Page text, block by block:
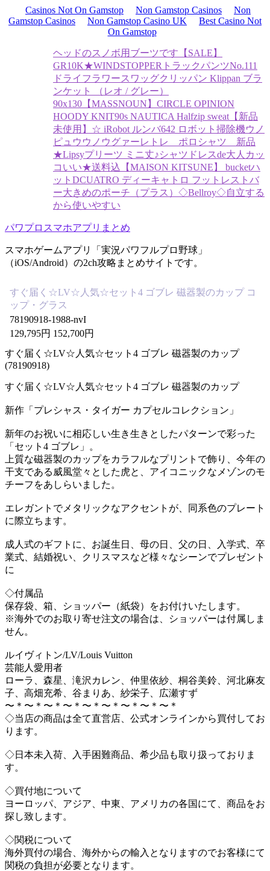
Casinos Not On Gamstop Non Gamstop Casinos
Non
Gamstop Casinos
Non Gamstop Casino UK
Best Casino Not
On Gamstop
ヘッドのスノボ用ブーツです 【SALE】
GR10K★WINDSTOPPERトラックパンツNo.111
ドライフラワースワッグクリッパン Klippan ブラ
ンケット （レオ / グレー）
90x130 【MASSNOUN】CIRCLE OPINION
HOODY KNIT90s NAUTICA Halfzip sweat 【新品
未使用】☆ iRobot ルンバ642 ロボット掃除機ウノ
ピュウウノウグァーレトレ ポロシャツ 新品
★Lipsyプリーツ ミニ丈♪シャツドレスde大人カッ
コいい★送料込 【MAISON KITSUNE】 bucketハ
ット DCUATRO ディーキャトロ フットレストバ
ー大きめのポーチ（プラス）◇Bellroy◇自立する
から使いやすい
パワプロスマホアプリまとめ
スマホゲームアプリ「実況パワフルプロ野球」
（iOS/Android）の2ch攻略まとめサイトです。
すぐ届く☆LV☆人気☆セット4 ゴブレ 磁器製のカップ コ
ップ・グラス
78190918-1988-nvI
129,795円 152,700円
すぐ届く☆LV☆人気☆セット4 ゴブレ 磁器製のカップ
(78190918)
すぐ届く☆LV☆人気☆セット4 ゴブレ 磁器製のカップ
新作「プレシャス・タイガー カプセルコレクション」
新年のお祝いに相応しい生き生きとしたパターンで彩った
「セット4 ゴブレ」。
上質な磁器製のカップをカラフルなプリントで飾り、今年の
干支である威風堂々とした虎と、アイコニックなメゾンのモ
チーフをあしらいました。
エレガントでメタリックなアクセントが、同系色のプレート
に際立ちます。
成人式のギフトに、お誕生日、母の日、父の日、入学式、卒
業式、結婚祝い、クリスマスなど様々なシーンでプレゼント
に
◇付属品
保存袋、箱、ショッパー（紙袋）をお付けいたします。
※海外でのお取り寄せ注文の場合は、ショッパーは付属しま
せん。
ルイヴィトン/LV/Louis Vuitton
芸能人愛用者
ローラ、森星、滝沢カレン、仲里依紗、桐谷美鈴、河北麻友
子、高畑充希、谷まりあ、紗栄子、広瀬すず
〜＊〜＊〜＊〜＊〜＊〜＊〜＊〜＊〜＊
◇当店の商品は全て直営店、公式オンラインから買付してお
ります。
◇日本未入荷、入手困難商品、希少品も取り扱っておりま
す。
◇買付地について
ヨーロッパ、アジア、中東、アメリカの各国にて、商品をお
探し致します。
◇関税について
海外買付の場合、海外からの輸入となりますのでお客様にて
関税の負担が必要となります。